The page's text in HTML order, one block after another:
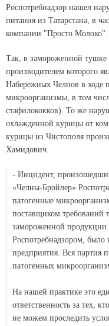
Роспотребнадзор нашел
питания из Татарстана, в
компании "Просто
Так, в замороженной тушке
производителем которого
Набережных Челнов в ходе
микроорганизмы, в том
стафилококков). То же
охлажденной курицы от
курицы из Чистополя
Хамидович.
- Инцидент,
«Челны-Бройлер»
патогенные
поставщиком требований
замороженной
Роспотребнадзором, было
предприятия. Вся партия
патогенных
На нашей практике это
ответственность за тех,
не можем проследить